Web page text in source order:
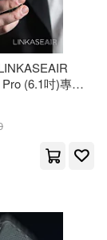
(6.1吋)專用
摔抗變色抗菌